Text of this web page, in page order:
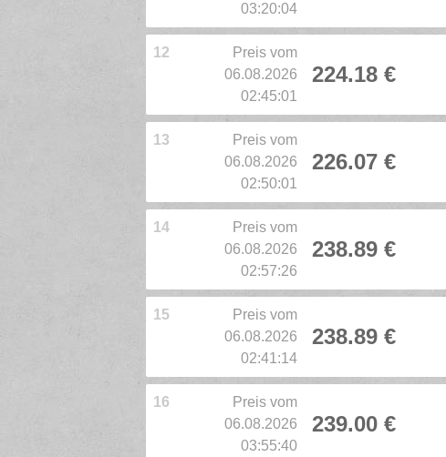
03:20:04
12
Preis vom
06.08.2026
02:45:01
224.18 €
13
Preis vom
06.08.2026
02:50:01
226.07 €
14
Preis vom
06.08.2026
02:57:26
238.89 €
15
Preis vom
06.08.2026
02:41:14
238.89 €
16
Preis vom
06.08.2026
03:55:40
239.00 €